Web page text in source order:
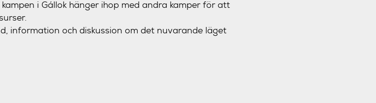
i Gállok hänger ihop med andra kamper för att
information och diskussion om det nuvarande läget